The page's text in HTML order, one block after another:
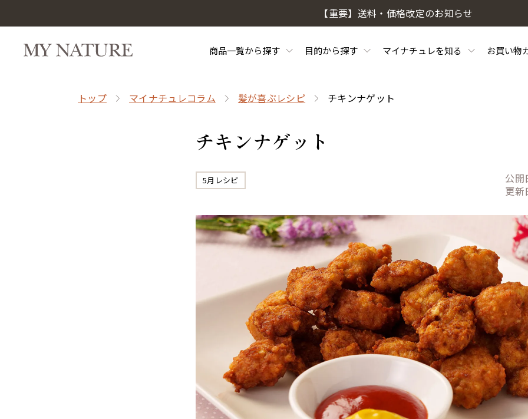
【重要】送料・価格改定のお知らせ
商品一覧から探す 目的から探す マイナチュレを知る お買い物
トップ マイナチュレコラム 髪が喜ぶレシピ チキンナゲット
チキンナゲット
5月レシピ
公開
更新